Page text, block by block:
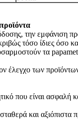
την εμφάνιση
τόσο ίδιες
τα
έλεγχο των
που είναι
και αξιόπιστα